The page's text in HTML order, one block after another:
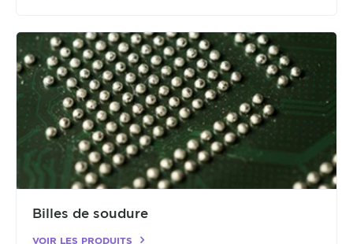
Billes de soudure
VOIR LES PRODUITS